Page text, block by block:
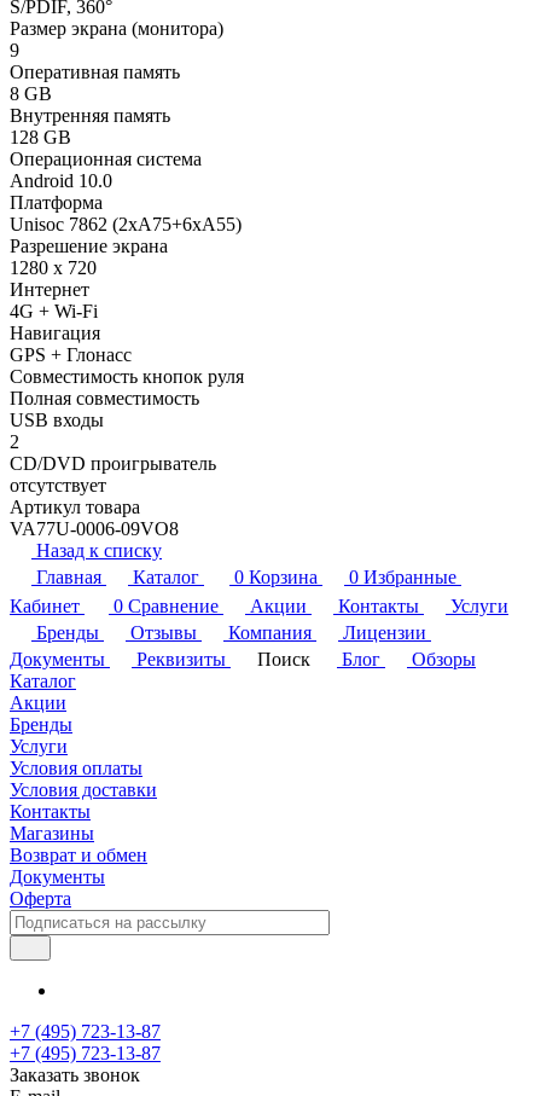
S/PDIF, 360°
Размер экрана (монитора)
9
Оперативная память
8 GB
Внутренняя память
128 GB
Операционная система
Android 10.0
Платформа
Unisoc 7862 (2xA75+6xA55)
Разрешение экрана
1280 x 720
Интернет
4G + Wi-Fi
Навигация
GPS + Глонасс
Совместимость кнопок руля
Полная совместимость
USB входы
2
CD/DVD проигрыватель
отсутствует
Артикул товара
VA77U-0006-09VO8
Назад к списку
Главная
Каталог 0 Корзина 0 Избранные
Кабинет
0 Сравнение Акции Контакты
Услуги
Бренды
Отзывы Компания
Лицензии
Документы
Реквизиты Поиск Блог
Обзоры
Каталог
Акции
Бренды
Услуги
Условия оплаты
Условия доставки
Контакты
Магазины
Возврат и обмен
Документы
Оферта
+7 (495) 723-13-87
+7 (495) 723-13-87
Заказать звонок